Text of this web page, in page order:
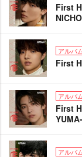
First
アルバ
First
アルバ
First
アルバ